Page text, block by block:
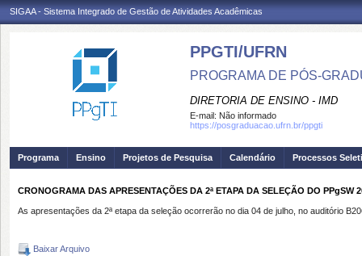
SIGAA - Sistema Integrado de Gestão de Atividades Acadêmicas
PPGTI/UFRN
PROGRAMA DE PÓS-
DIRETORIA DE ENSINO - IMD
E-mail: Não informado
https://posgraduacao.ufrn.br/ppgti
Programa Ensino Projetos de Pesquisa Calendário Processos
CRONOGRAMA DAS APRESENTAÇÕES DA 2ª ETAPA DA SELEÇÃO DO PPgSW
As apresentações da 2ª etapa da seleção ocorrerão no dia 04 de julho, no auditório
Baixar Arquivo